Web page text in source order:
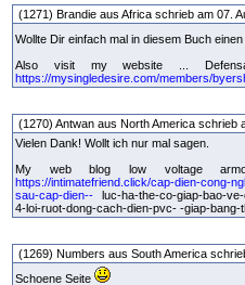
(1271) Brandie aus Africa schrieb am 07.
Wollte Dir einfach mal in diesem Buch
Also visit my website ...
https://mysingledesire.com/members/
(1270) Antwan aus North America schrieb
Vielen Dank! Wollt ich nur mal sagen.
My web blog low voltage
https://intimatefriend.click/cap-dien-cong-
sau-cap-dien-- luc-ha-the-co-giap-bao-
4-loi-ruot-dong-cach-dien-pvc- -giap-bang-
(1269) Numbers aus South America
Schoene Seite